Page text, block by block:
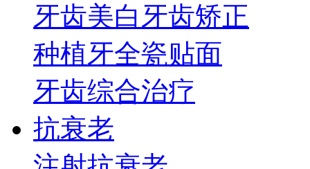
牙齿美白 牙齿矫正
种植牙全瓷贴面
牙齿综合治疗
抗衰老